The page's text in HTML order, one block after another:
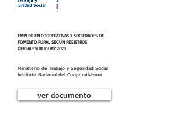
EMPLEO EN COOPERATIVAS Y SOCIEDADES DE
FOMENTO RURAL SEGÚN REGISTROS
OFICIALESURUGUAY 2023
Ministerio de Trabajo y Seguridad Social
Instituto Nacional del Cooperativismo
ver documento